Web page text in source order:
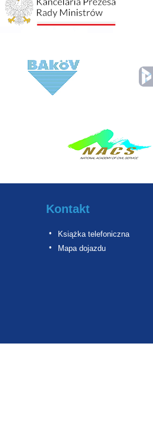
Kontakt
Książka telefoniczna
Mapa dojazdu